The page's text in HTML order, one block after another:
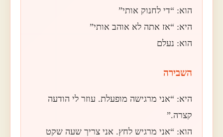
הוא: “די לחנוק אותי”
היא: “אז אתה לא אוהב אותי”
הוא: נעלם
השבירה
היא: “אני מרגישה מופעלת. עוזר לי הודעה
קצרה.”
הוא: “אני מרגיש לחץ. אני צריך שעה שקט